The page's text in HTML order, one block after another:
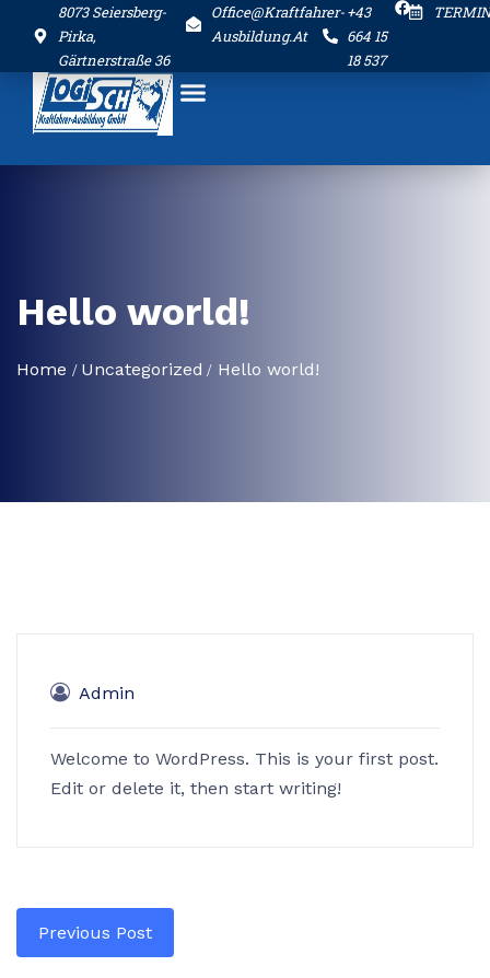
8073 Seiersberg-
Pirka,
Gärtnerstraße 36
Office@kraftfahrer-
Ausbildung.at
+43
664 15
18 537
Hello world!
Home Uncategorized Hello world!
Admin
Welcome to WordPress. This is your first post.
Edit or delete it, then start writing!
Previous Post